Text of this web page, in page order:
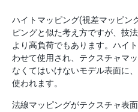
ハイトマッピング(視差マッピン
ピングと似た考え方ですが、技
より高負荷でもあります。ハイ
わせて使用され、テクスチャマ
なくてはいけないモデル表面に
使われます。
法線マッピングがテクスチャ表